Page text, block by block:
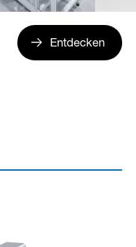
Entdecken